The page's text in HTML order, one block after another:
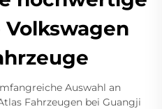
Auswahl an
Fahrzeugen bei Guangji